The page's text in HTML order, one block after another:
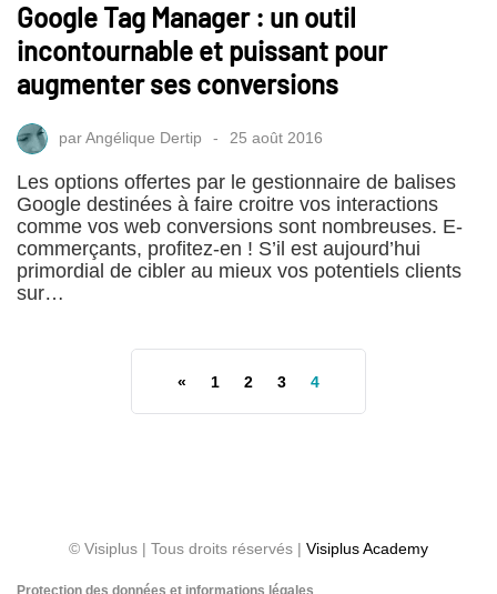
Google Tag Manager : un outil
incontournable et puissant pour
augmenter ses conversions
parAngélique Dertip 25 août 2016
Les options offertes par le gestionnaire de balises
Google destinées à faire croitre vos interactions
comme vos web conversions sont nombreuses. E-
commerçants, profitez-en ! S’il est aujourd’hui
primordial de cibler au mieux vos potentiels clients
sur…
« 1 2 3 4
© Visiplus | Tous droits réservés | Visiplus Academy